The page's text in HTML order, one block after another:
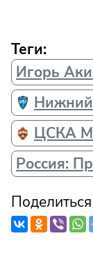
Теги:
Игорь
ЦСКА
Россия:
Поделиться